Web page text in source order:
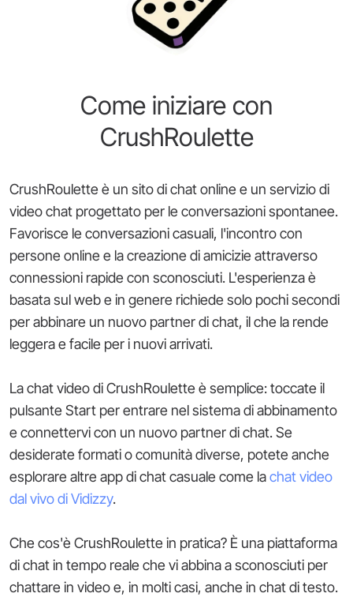
Come iniziare con
CrushRoulette
CrushRoulette è un sito di chat online e un servizio di
video chat progettato per le conversazioni spontanee.
Favorisce le conversazioni casuali, l'incontro con
persone online e la creazione di amicizie attraverso
connessioni rapide con sconosciuti. L'esperienza è
basata sul web e in genere richiede solo pochi secondi
per abbinare un nuovo partner di chat, il che la rende
leggera e facile per i nuovi arrivati.
La chat video di CrushRoulette è semplice: toccate il
pulsante Start per entrare nel sistema di abbinamento
e connettervi con un nuovo partner di chat. Se
desiderate formati o comunità diverse, potete anche
esplorare altre app di chat casuale come lachat video
dal vivo di Vidizzy.
Che cos'è CrushRoulette in pratica? È una piattaforma
di chat in tempo reale che vi abbina a sconosciuti per
chattare in video e, in molti casi, anche in chat di testo.